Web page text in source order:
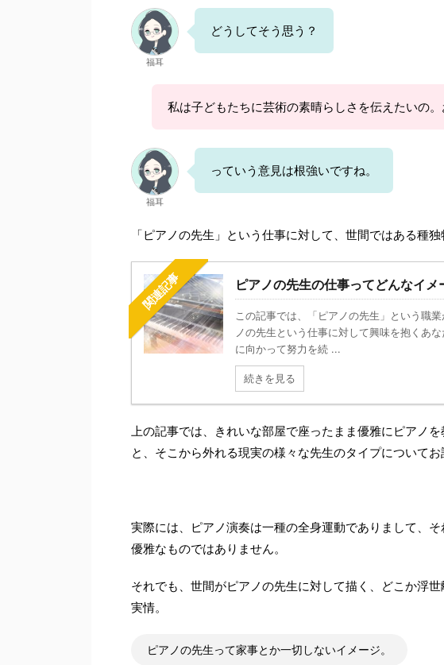
福耳
どうしてそう思う？
私は子どもたちに芸術の素晴らしさを伝えたいの
福耳
っていう意見は根強いですね。
「ピアノの先生」という仕事に対して、世間ではある種
関連記事 ピアノの先生の仕事ってどんなイメ
この記事では、「ピアノの先生」という職
ノの先生という仕事に対して興味を抱くあ
に向かって努力を続 ...
続きを見る
上の記事では、きれいな部屋で座ったまま優雅にピアノ
と、そこから外れる現実の様々な先生のタイプについてお
実際には、ピアノ演奏は一種の全身運動でありまして、
優雅なものではありません。
それでも、世間がピアノの先生に対して描く、どこか浮
実情。
ピアノの先生って家事とか一切しないイメージ。